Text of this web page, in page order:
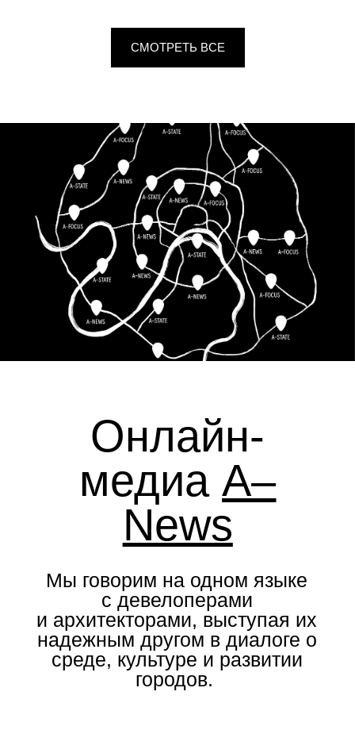
СМОТРЕТЬ ВСЕ